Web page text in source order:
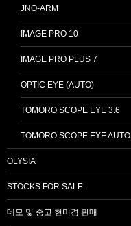
JNO-ARM
IMAGE PRO 10
IMAGE PRO PLUS 7
OPTIC EYE (AUTO)
TOMORO SCOPE EYE 3.6
TOMORO SCOPE EYE AUTO
OLYSIA
STOCKS FOR SALE
데모 및 중고 현미경 판매